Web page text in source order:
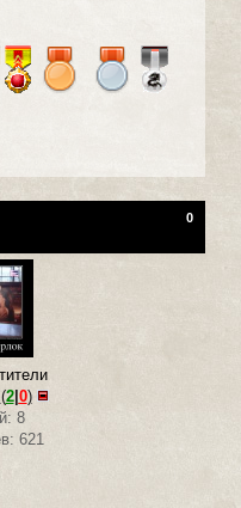
0
(2| 0)
8
621